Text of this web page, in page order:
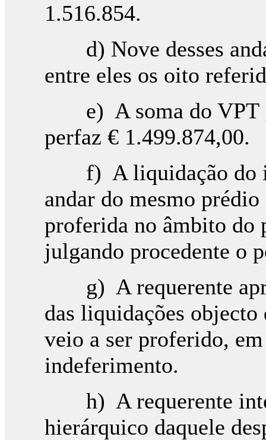
1.516.854.
d) Nove desses
entre eles os oito
e) A soma do VPT
perfaz € 1.499.874,00.
f) A liquidação do
andar do mesmo
proferida no âmbito do
julgando procedente o
g) A requerente
das liquidações objecto
veio a ser proferido,
indeferimento.
h) A requerente
hierárquico daquele